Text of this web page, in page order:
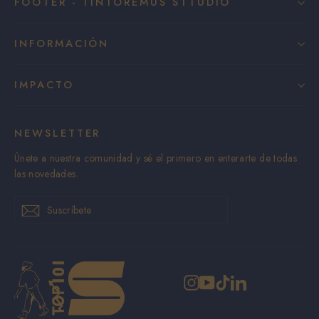
INFORMACIÓN
IMPACTO
NEWSLETTER
Únete a nuestra comunidad y sé el primero en enterarte de todas
las novedades.
Suscribir
Instagram
YouTube
TikTokLinkedIn